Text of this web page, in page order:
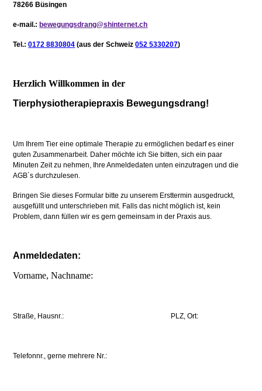
78266 Büsingen
e-mail.: bewegungsdrang@shinternet.ch
Tel.:0172 8830804 (aus der Schweiz052 5330207)
Herzlich Willkommen in der
Tierphysiotherapiepraxis Bewegungsdrang!
Um Ihrem Tier eine optimale Therapie zu ermöglichen bedarf es einer
guten Zusammenarbeit. Daher möchte ich Sie bitten, sich ein paar
Minuten Zeit zu nehmen, Ihre Anmeldedaten unten einzutragen und die
AGB´s durchzulesen.
Bringen Sie dieses Formular bitte zu unserem Ersttermin ausgedruckt,
ausgefüllt und unterschrieben mit. Falls das nicht möglich ist, kein
Problem, dann füllen wir es gern gemeinsam in der Praxis aus.
Anmeldedaten:
Vorname, Nachname:
Straße, Hausnr.: PLZ, Ort:
Telefonnr., gerne mehrere Nr.: